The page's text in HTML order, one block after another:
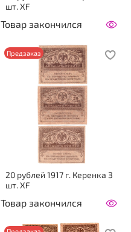
шт. XF
Товар закончился
Предзаказ
20 рублей 1917 г. Керенка 3
шт. XF
Товар закончился